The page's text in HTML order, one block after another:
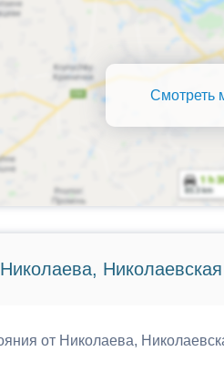
Смотреть
от Николаева,